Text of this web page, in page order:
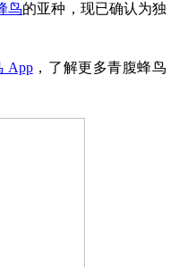
鸟的亚种，现已确认为独
App，了解更多青腹蜂鸟